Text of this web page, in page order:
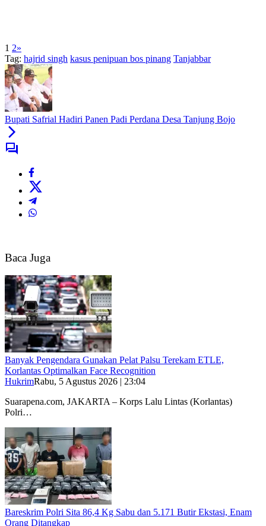
1 2»
Tag: hajrid singh kasus penipuan bos pinang Tanjabbar
Bupati Safrial Hadiri Panen Padi Perdana Desa Tanjung Bojo
Baca Juga
Banyak Pengendara Gunakan Pelat Palsu Terekam ETLE,
Korlantas Optimalkan Face Recognition
HukrimRabu, 5 Agustus 2026 | 23:04
Suarapena.com, JAKARTA – Korps Lalu Lintas (Korlantas)
Polri…
Bareskrim Polri Sita 86,4 Kg Sabu dan 5.171 Butir Ekstasi, Enam
Orang Ditangkap